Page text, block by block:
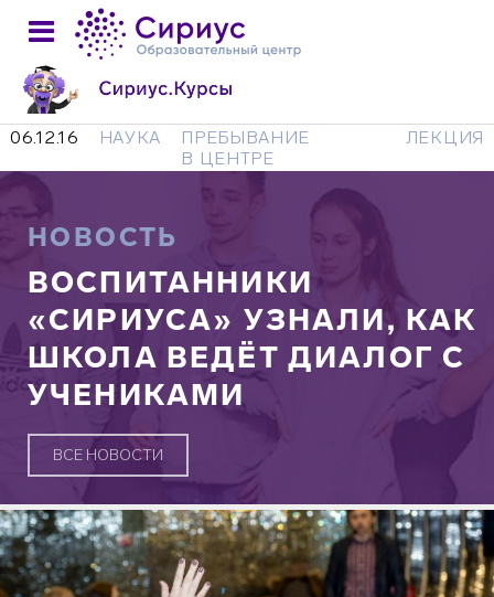
06.12.16 НАУКА
ПРЕБЫВАНИЕ
В ЦЕНТРЕ
ЛЕКЦИЯ
НОВОСТЬ
ВОСПИТАННИКИ
«СИРИУСА» УЗНАЛИ, КАК
ШКОЛА ВЕДЁТ ДИАЛОГ С
УЧЕНИКАМИ
ВСЕ НОВОСТИ